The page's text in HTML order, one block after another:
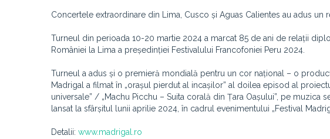
Concertele extraordinare din Lima, Cusco și Aguas Calientes au adus un
Turneul din perioada 10-20 martie 2024 a marcat 85 de ani de relații
României la Lima a președinției Festivalului Francofoniei Peru 2024.
Turneul a adus și o premieră mondială pentru un cor național – o
Madrigal a filmat în „orașul pierdut al incașilor” al doilea episod al
universale” / „Machu Picchu – Suita corală din Țara Oașului”, pe
lansat la sfârșitul lunii aprilie 2024, în cadrul evenimentului „Festival
Detalii: www.madrigal.ro